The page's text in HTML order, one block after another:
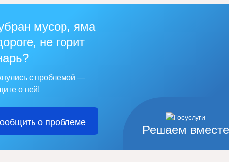
Решаем вместе
мусор, яма
не горит
с проблемой —
о ней!
о проблеме